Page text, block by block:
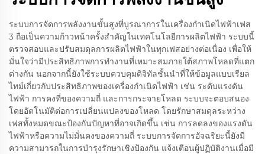
ระบบการจัดการพลังงานขั้นสูงที่บูรณาการในเครื่องกำเนิดไฟฟ้าเฟส
3 ถือเป็นความก้าวหน้าครั้งสำคัญในเทคโนโลยีการผลิตไฟฟ้า ระบบนี้
ตรวจสอบและปรับสมดุลการผลิตไฟฟ้าในทุกเฟสอย่างต่อเนื่อง เพื่อให้
มั่นใจว่ามีประสิทธิภาพการทำงานที่เหมาะสมภายใต้สภาพโหลดที่แตก
ต่างกัน นอกจากนี้ยังใช้ระบบควบคุมดิจิทัลชั้นนำที่ให้ข้อมูลแบบเรียล
ไทม์เกี่ยวกับประสิทธิภาพของเครื่องกำเนิดไฟฟ้า เช่น ระดับแรงดัน
ไฟฟ้า การคงที่ของความถี่ และการกระจายโหลด ระบบจะตอบสนอง
โดยอัตโนมัติต่อการเปลี่ยนแปลงของโหลด โดยรักษาสมดุลระหว่าง
เฟสทั้งหมดขณะป้องกันปัญหาที่อาจเกิดขึ้น เช่น การลดลงของแรงดัน
ไฟฟ้าหรือความไม่มั่นคงของความถี่ ระบบการจัดการอัจฉริยะนี้ยังมี
ความสามารถในการบำรุงรักษาเชิงป้องกัน แจ้งเตือนผู้ปฏิบัติงานเมื่อมี